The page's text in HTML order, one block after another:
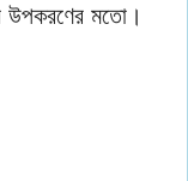
উপকরণের মতাে।